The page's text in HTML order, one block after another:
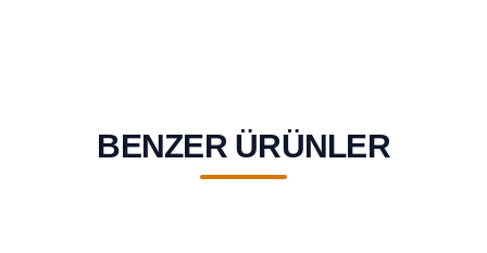
BENZER ÜRÜNLER